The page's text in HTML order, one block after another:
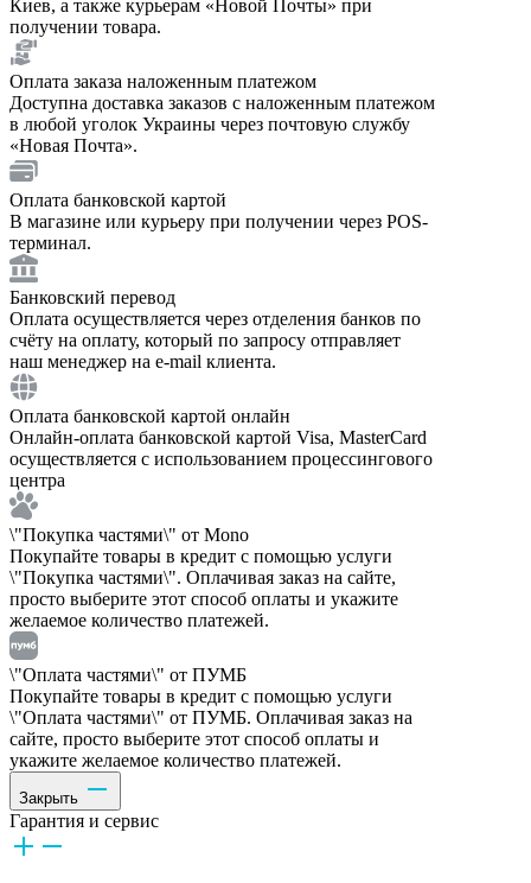
Киев, а также курьерам «Новой Почты» при
получении товара.
Оплата заказа наложенным платежом
Доступна доставка заказов с наложенным платежом
в любой уголок Украины через почтовую службу
«Новая Почта».
Оплата банковской картой
В магазине или курьеру при получении через POS-
терминал.
Банковский перевод
Оплата осуществляется через отделения банков по
счёту на оплату, который по запросу отправляет
наш менеджер на e-mail клиента.
Оплата банковской картой онлайн
Онлайн-оплата банковской картой Visa, MasterCard
осуществляется с использованием процессингового
центра
\"Покупка частями\" от Mono
Покупайте товары в кредит с помощью услуги
\"Покупка частями\". Оплачивая заказ на сайте,
просто выберите этот способ оплаты и укажите
желаемое количество платежей.
\"Оплата частями\" от ПУМБ
Покупайте товары в кредит с помощью услуги
\"Оплата частями\" от ПУМБ. Оплачивая заказ на
сайте, просто выберите этот способ оплаты и
укажите желаемое количество платежей.
Закрыть
Гарантия и сервис